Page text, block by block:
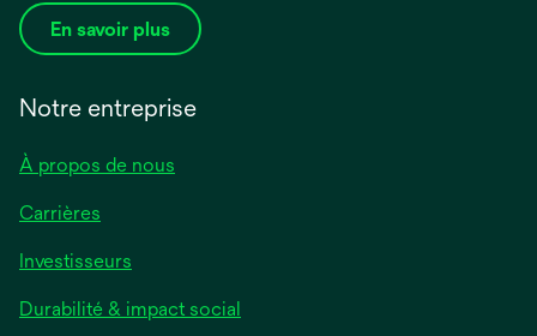
En savoir plus
Notre entreprise
À propos de nous
Carrières
Investisseurs
Durabilité & impact social